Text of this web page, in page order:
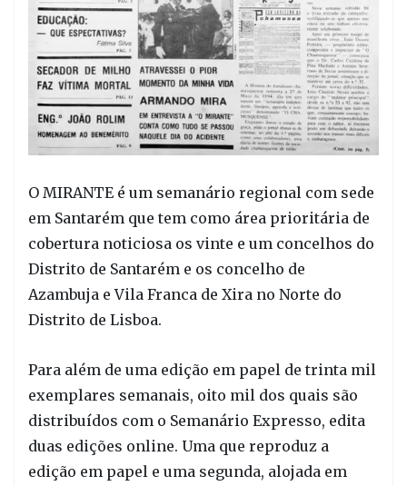
O MIRANTE é um semanário regional com sede
em Santarém que tem como área prioritária de
cobertura noticiosa os vinte e um concelhos do
Distrito de Santarém e os concelho de
Azambuja e Vila Franca de Xira no Norte do
Distrito de Lisboa.
Para além de uma edição em papel de trinta mil
exemplares semanais, oito mil dos quais são
distribuídos com o Semanário Expresso, edita
duas edições online. Uma que reproduz a
edição em papel e uma segunda, alojada em